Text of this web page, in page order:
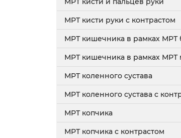
МРТ кисти руки с контрастом
МРТ кишечника в рамках МРТ
МРТ кишечника в рамках МРТ
МРТ коленного сустава
МРТ коленного сустава с
МРТ копчика
МРТ копчика c контрастом